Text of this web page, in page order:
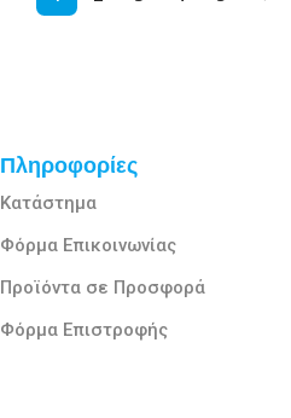
Πληροφορίες
Κατάστημα
Φόρμα Επικοινωνίας
Προϊόντα σε Προσφορά
Φόρμα Επιστροφής